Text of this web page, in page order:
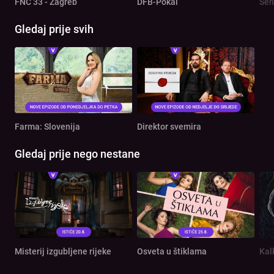
FNC 33 - Zagreb DFB-Pokal
Gledaj prije svih
Farma: Slovenija Direktor svemira
Gledaj prije nego nestane
Misterij izgubljene rijeke Osveta u štiklama